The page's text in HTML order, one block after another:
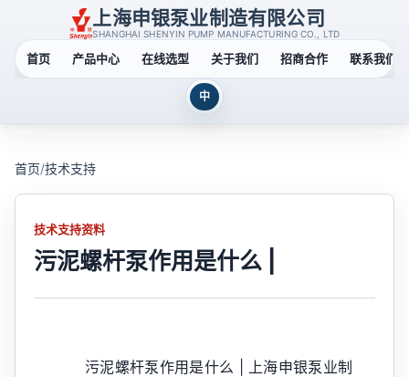
上海申银泵业制造有限公司
SHANGHAI SHENYIN PUMP MANUFACTURING CO., LTD
首页 产品中心 在线选型 关于我们 招商合作 联系我们
中
首页/技术支持
技术支持资料
污泥螺杆泵作用是什么 |
污泥螺杆泵作用是什么 | 上海申银泵业制